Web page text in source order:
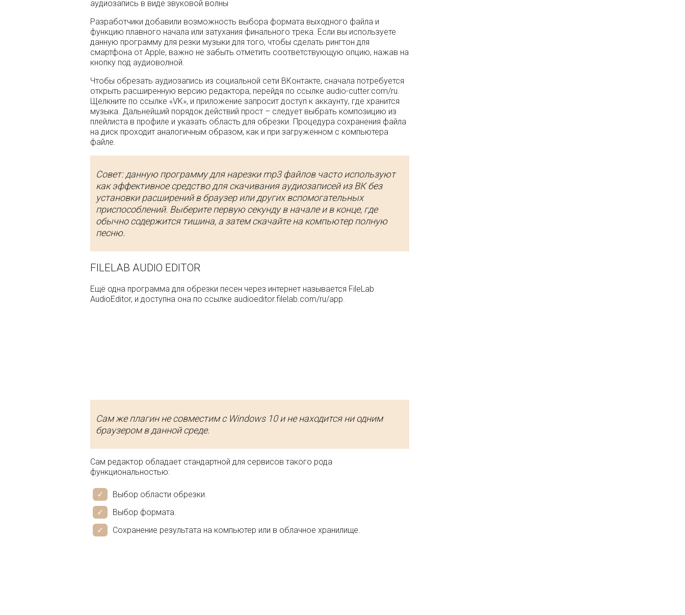
аудиозапись в виде звуковой волны
Разработчики добавили возможность выбора формата выходного файла и
функцию плавного начала или затухания финального трека. Если вы используете
данную программу для резки музыки для того, чтобы сделать рингтон для
смартфона от Apple, важно не забыть отметить соответствующую опцию, нажав на
кнопку под аудиоволной.
Чтобы обрезать аудиозапись из социальной сети ВКонтакте, сначала потребуется
открыть расширенную версию редактора, перейдя по ссылке audio-cutter.com/ru.
Щелкните по ссылке «VK», и приложение запросит доступ к аккаунту, где хранится
музыка. Дальнейший порядок действий прост – следует выбрать композицию из
плейлиста в профиле и указать область для обрезки. Процедура сохранения файла
на диск проходит аналогичным образом, как и при загруженном с компьютера
файле.
Совет: данную программу для нарезки mp3 файлов часто используют
как эффективное средство для скачивания аудиозаписей из ВК без
установки расширений в браузер или других вспомогательных
приспособлений. Выберите первую секунду в начале и в конце, где
обычно содержится тишина, а затем скачайте на компьютер полную
песню.
FILELAB AUDIO EDITOR
Ещё одна программа для обрезки песен через интернет называется FileLab
AudioEditor, и доступна она по ссылке audioeditor.filelab.com/ru/app.
Сам же плагин не совместим с Windows 10 и не находится ни одним
браузером в данной среде.
Сам редактор обладает стандартной для сервисов такого рода
функциональностью:
Выбор области обрезки.
Выбор формата.
Сохранение результата на компьютер или в облачное хранилище.